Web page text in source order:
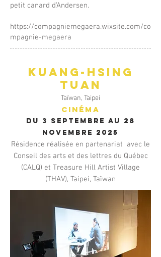
petit canard d’Andersen.
https://compagniemegaera.wixsite.com/co
mpagnie-megaera
Kuang-Hsing
TUAN
Taïwan, Taipei
Cinéma
Du 3 septembre au 28
novembre 2025
Résidence réalisée en partenariat avec le
Conseil des arts et des lettres du Québec
(CALQ) et Treasure Hill Artist Village
(THAV), Taipei, Taïwan